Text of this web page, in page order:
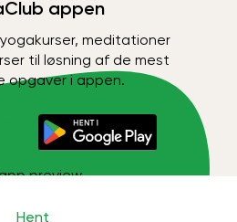
appen
meditationer
til løsning af de mest
opgaver i appen.
Hent